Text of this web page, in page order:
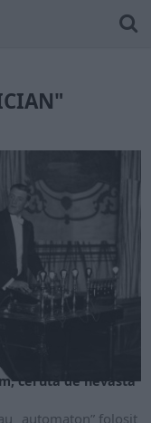
cerută de nevastă
„automaton” folosit